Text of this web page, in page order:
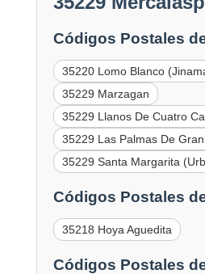
Códigos Postales
35220 Lomo Blanco
35229 Marzagan
35229 Llanos De Cuatro
35229 Las Palmas De
35229 Santa Margarita
Códigos Postales
35218 Hoya Aguedita
Códigos Postales